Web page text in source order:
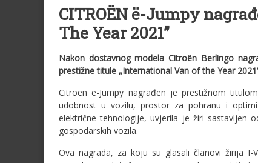
CITROËN ë-Jumpy
The Year 2021”
Nakon dostavnog modela Citroën Berlingo
prestižne titule „International Van of the Year
Citroën ë-Jumpy nagrađen je prestižnom
udobnost u vozilu, prostor za pohranu i
električne tehnologije, uvjerila je žiri sastavljen
gospodarskih vozila.
Ova nagrada, za koju su glasali članovi žirija I-